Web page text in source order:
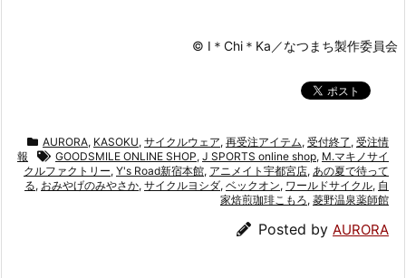
© I＊Chi＊Ka／なつまち製作委員会
AURORA, KASOKU, サイクルウェア, 再受注アイテム, 受付終了 , 受注情
報
GOODSMILE ONLINE SHOP, J SPORTS online shop, M.マキノサイ
クルファクトリー, Y's Road新宿本館, アニメイト宇都宮店, あの夏で待って
る, おみやげのみやさか, サイクルヨシダ, ベックオン, ワールドサイクル, 自
家焙煎珈琲こもろ, 菱野温泉薬師館
Posted by AURORA